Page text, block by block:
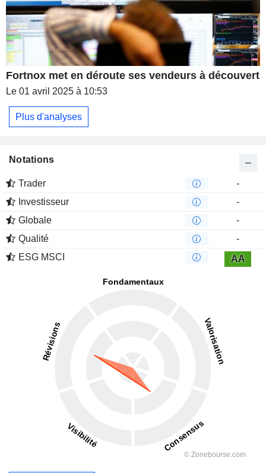
Fortnox met en déroute ses vendeurs à découvert
Le 01 avril 2025 à 10:53
Plus d'analyses
Notations
Trader
-
Investisseur
-
Globale
-
Qualité
-
ESG MSCI
AA